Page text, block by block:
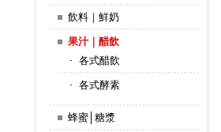
飲料｜鮮奶
果汁｜醋飲
各式醋飲
各式酵素
蜂蜜│糖漿